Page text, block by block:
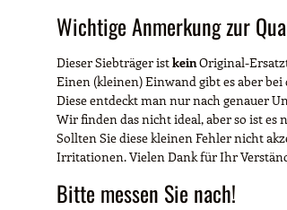
Wichtige Anmerkung zur
Dieser Siebträger istkeinOriginal-
Einen (kleinen) Einwand gibt es aber
Diese entdeckt man nur nach genauer
Wir finden das nicht ideal, aber so ist
Sollten Sie diese kleinen Fehler nicht
Irritationen. Vielen Dank für Ihr
Bitte messen Sie nach!